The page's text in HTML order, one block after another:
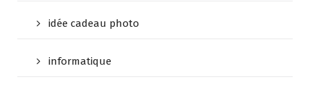
idée cadeau photo
informatique